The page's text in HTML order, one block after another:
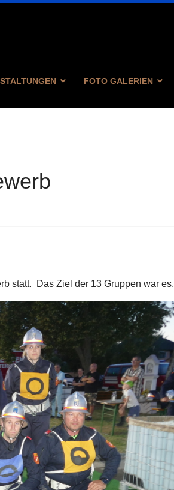
FOTO GALERIEN
statt. Das Ziel der 13 Gruppen war es,